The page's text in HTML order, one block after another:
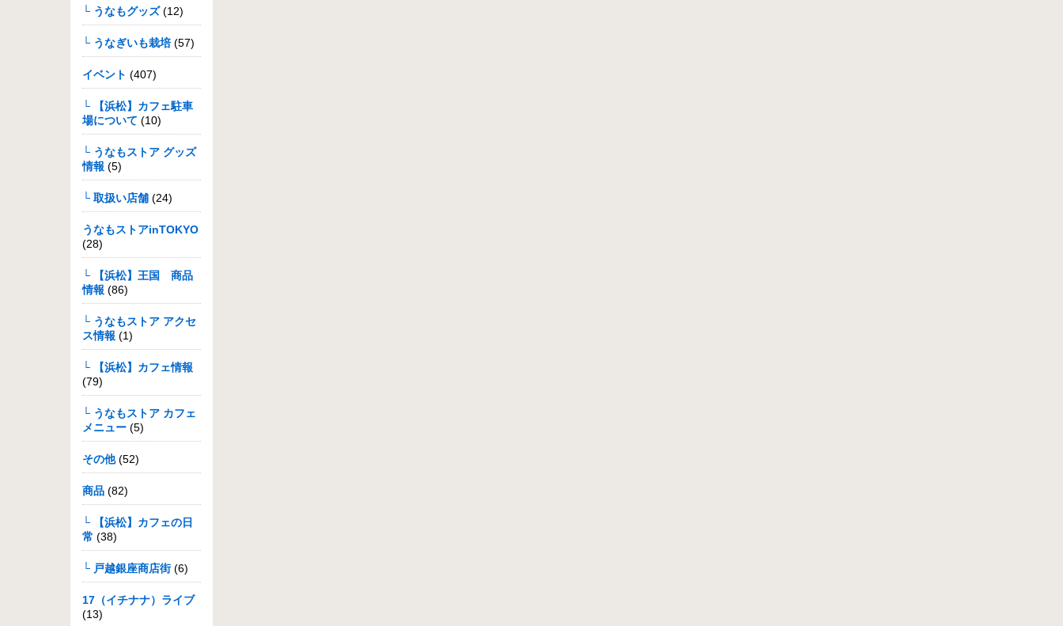
└ うなもグッズ(12)
└ うなぎいも栽培(57)
イベント (407)
└ 【浜松】カフェ駐車
場について (10)
└ うなもストア グッズ
情報 (5)
└ 取扱い店舗 (24)
うなもストアinTOKYO
(28)
└ 【浜松】王国 商品
情報 (86)
└ うなもストア アクセ
ス情報 (1)
└ 【浜松】カフェ情報
(79)
└ うなもストア カフェ
メニュー (5)
その他(52)
商品 (82)
└ 【浜松】カフェの日
常 (38)
└ 戸越銀座商店街(6)
17（イチナナ）ライブ
(13)